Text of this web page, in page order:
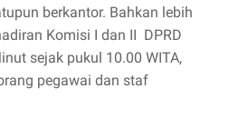
berkantor. Bahkan lebih
Komisi I dan II DPRD
sejak pukul 10.00 WITA,
pegawai dan staf